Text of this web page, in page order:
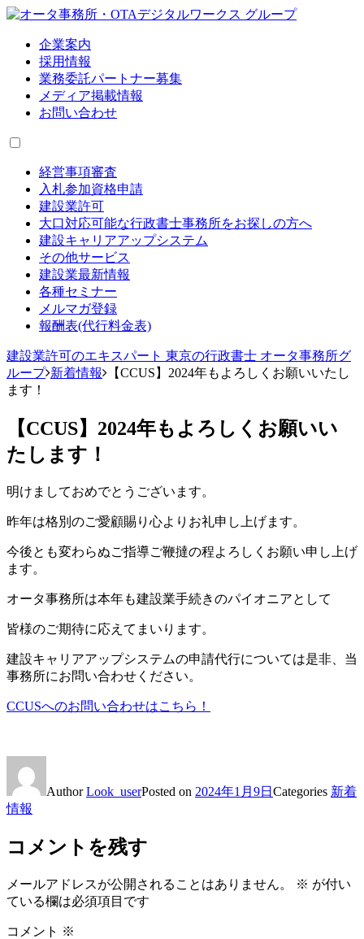
企業案内
採用情報
業務委託パートナー募集
メディア掲載情報
お問い合わせ
経営事項審査
入札参加資格申請
建設業許可
大口対応可能な行政書士事務所をお探しの方へ
建設キャリアアップシステム
その他サービス
建設業最新情報
各種セミナー
メルマガ登録
報酬表(代行料金表)
建設業許可のエキスパート 東京の行政書士 オータ事務所グ
ループ 新着情報
【CCUS】2024年もよろしくお願いいたし
ます！
【CCUS】2024年もよろしくお願いい
たします！
明けましておめでとうございます。
昨年は格別のご愛顧賜り心よりお礼申し上げます。
今後とも変わらぬご指導ご鞭撻の程よろしくお願い申し上げ
ます。
オータ事務所は本年も建設業手続きのパイオニアとして
皆様のご期待に応えてまいります。
建設キャリアアップシステムの申請代行については是非、当
事務所にお問い合わせください。
CCUSへのお問い合わせはこちら！
AuthorLook_userPosted on 2024年1月9日 Categories 新着
情報
コメントを残す
メールアドレスが公開されることはありません。 ※ が付い
ている欄は必須項目です
コメント ※